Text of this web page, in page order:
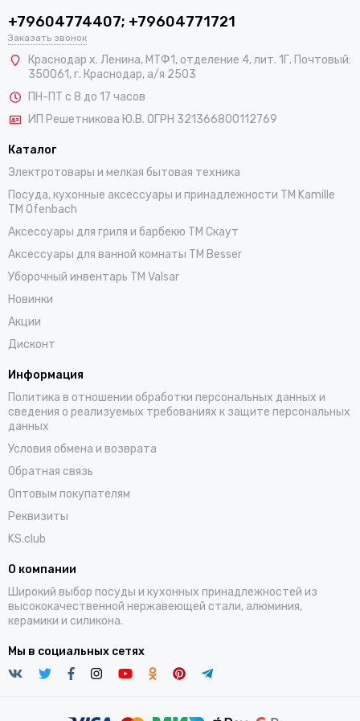
+79604774407; +79604771721
Заказать звонок
Краснодар х. Ленина, МТФ1, отделение 4, лит. 1Г. Почтовый:
350061, г. Краснодар, а/я 2503
ПН-ПТ с 8 до 17 часов
ИП Решетникова Ю.В. ОГРН 321366800112769
Каталог
Электротовары и мелкая бытовая техника
Посуда, кухонные аксессуары и принадлежности TM Kamille
TM Ofenbach
Аксессуары для гриля и барбекю TM Скаут
Аксессуары для ванной комнаты TM Besser
Уборочный инвентарь TM Valsar
Новинки
Акции
Дисконт
Информация
Политика в отношении обработки персональных данных и
сведения о реализуемых требованиях к защите персональных
данных
Условия обмена и возврата
Обратная связь
Оптовым покупателям
Реквизиты
KS.club
О компании
Широкий выбор посуды и кухонных принадлежностей из
высококачественной нержавеющей стали, алюминия,
керамики и силикона.
Мы в социальных сетях